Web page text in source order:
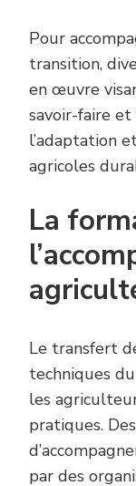
Pour
transition,
en œuvre
savoir-faire
l’adaptation
agricoles
La
Le transfert
techniques
les
pratiques.
par des